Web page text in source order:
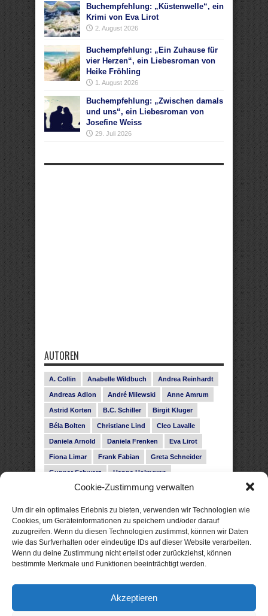
Cookie-Zustimmung verwalten
Um dir ein optimales Erlebnis zu bieten, verwenden wir Technologien wie
Cookies, um Geräteinformationen zu speichern und/oder darauf
zuzugreifen. Wenn du diesen Technologien zustimmst, können wir Daten
wie das Surfverhalten oder eindeutige IDs auf dieser Website verarbeiten.
Wenn du deine Zustimmung nicht erteilst oder zurückziehst, können
bestimmte Merkmale und Funktionen beeinträchtigt werden.
Akzeptieren
Buchempfehlung: „Küstenwelle“, ein
Krimi von Eva Lirot
2. August 2026
Buchempfehlung: „Ein Zuhause für
vier Herzen“, ein Liebesroman von
Heike Fröhling
1. August 2026
Buchempfehlung: „Zwischen damals
und uns“, ein Liebesroman von
Josefine Weiss
29. Juli 2026
AUTOREN
A. Collin Anabelle Wildbuch Andrea Reinhardt
Andreas Adlon André Milewski Anne Amrum
Astrid Korten B.C. Schiller Birgit Kluger
Béla Bolten Christiane Lind Cleo Lavalle
Daniela Arnold Daniela Frenken Eva Lirot
Fiona Limar Frank Fabian Greta Schneider
Gunnar Schwarz Hanna Holmgren
Heike Fröhling Ina Glahe Ivo Pala J. Vellguth
Leonie Haubrich Lilly Labord Livia Pipes
Malin Blunk Marcus Hünnebeck Martin Krist
Melisa Schwermer Nele Bruun Nika Lubitsch
Noah Fitz Nora Amelie René Junge
Subina Giuletti